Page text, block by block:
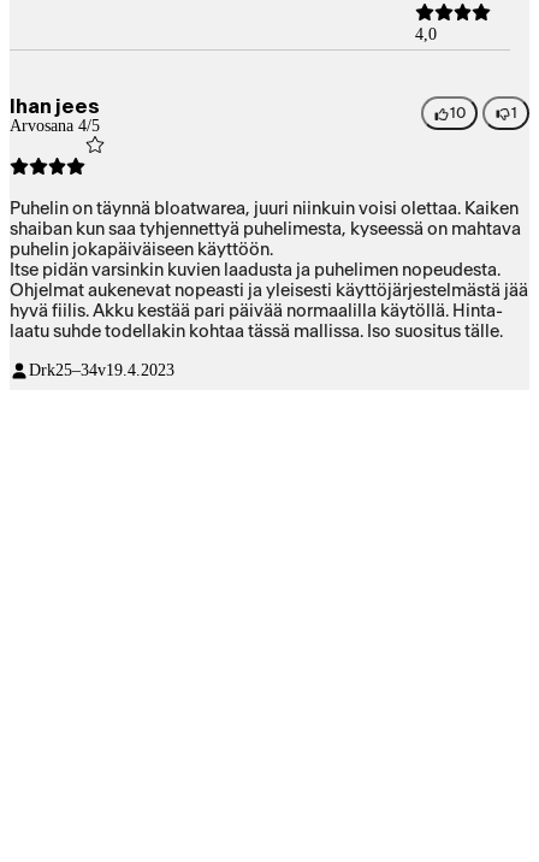
4,0
Ihan jees
Arvosana 4/5
10 1
Puhelin on täynnä bloatwarea, juuri niinkuin voisi olettaa. Kaiken
shaiban kun saa tyhjennettyä puhelimesta, kyseessä on mahtava
puhelin jokapäiväiseen käyttöön.
Itse pidän varsinkin kuvien laadusta ja puhelimen nopeudesta.
Ohjelmat aukenevat nopeasti ja yleisesti käyttöjärjestelmästä jää
hyvä fiilis. Akku kestää pari päivää normaalilla käytöllä. Hinta-
laatu suhde todellakin kohtaa tässä mallissa. Iso suositus tälle.
Drk25–34v19.4.2023